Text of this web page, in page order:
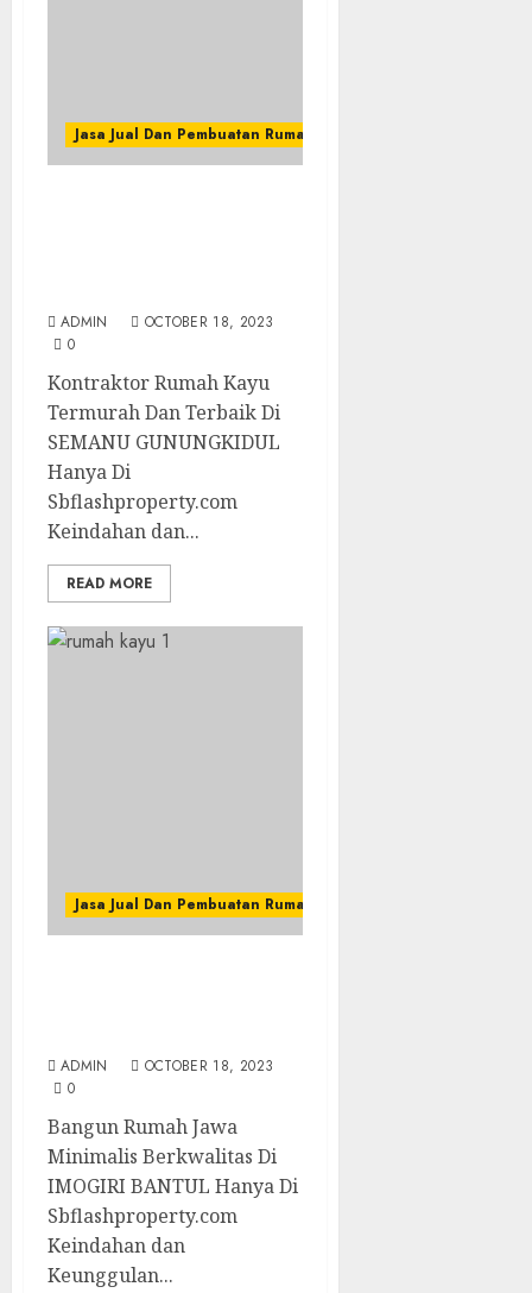
Jasa Jual Dan Pembuatan Rumah Kayu
ADMIN
OCTOBER 18, 2023
0
Kontraktor Rumah Kayu
Termurah Dan Terbaik Di
SEMANU GUNUNGKIDUL
Hanya Di
Sbflashproperty.com
Keindahan dan...
READ MORE
Jasa Jual Dan Pembuatan Rumah Kayu
ADMIN
OCTOBER 18, 2023
0
Bangun Rumah Jawa
Minimalis Berkwalitas Di
IMOGIRI BANTUL Hanya Di
Sbflashproperty.com
Keindahan dan
Keunggulan...